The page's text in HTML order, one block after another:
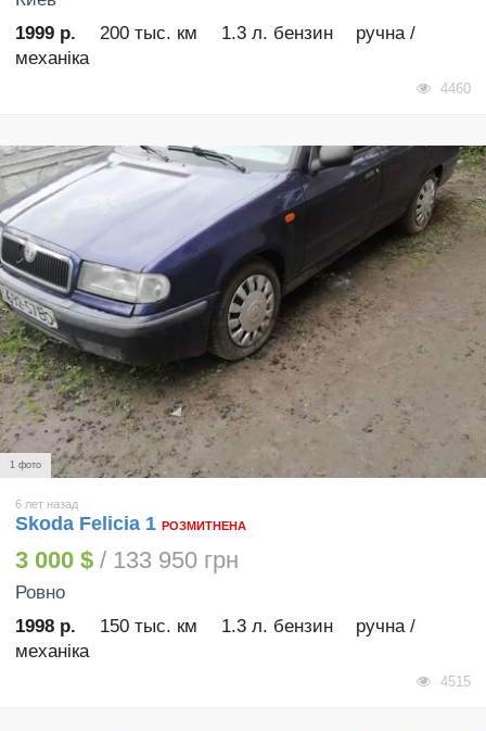
1999 р.
200 тыс. км 1.3 л. бензин
ручна /
механіка
4460
1 фото
6 лет назад
Skoda Felicia 1 РОЗМИТНЕНА
3 000 $ / 133 950 грн
Ровно
1998 р.
150 тыс. км 1.3 л. бензин
ручна /
механіка
4515